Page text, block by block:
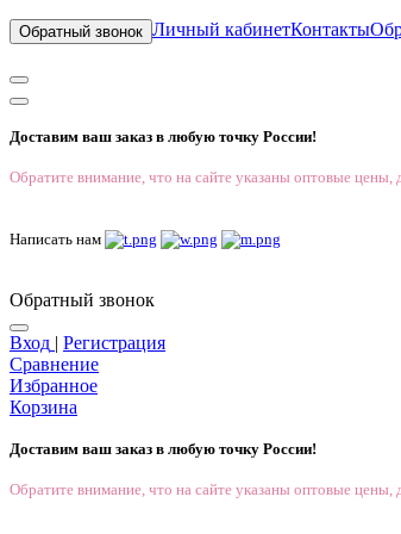
Обратный звонок Личный кабинетКонтакты
Доставим ваш заказ в любую точку России!
Обратите внимание, что на сайте указаны оптовые
Написать нам
Обратный звонок
Вход | Регистрация
Сравнение
Избранное
Корзина
Доставим ваш заказ в любую точку России!
Обратите внимание, что на сайте указаны оптовые